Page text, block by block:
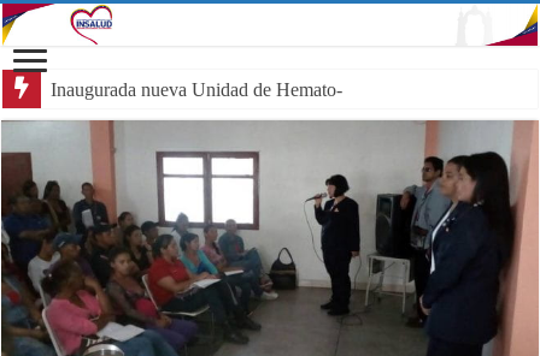
Inaugurada nueva Unidad de Hemato-Oncología P